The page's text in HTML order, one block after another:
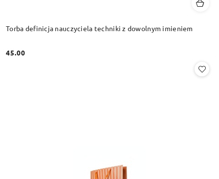
Torba definicja nauczyciela techniki z dowolnym imieniem
Cena:
45.00